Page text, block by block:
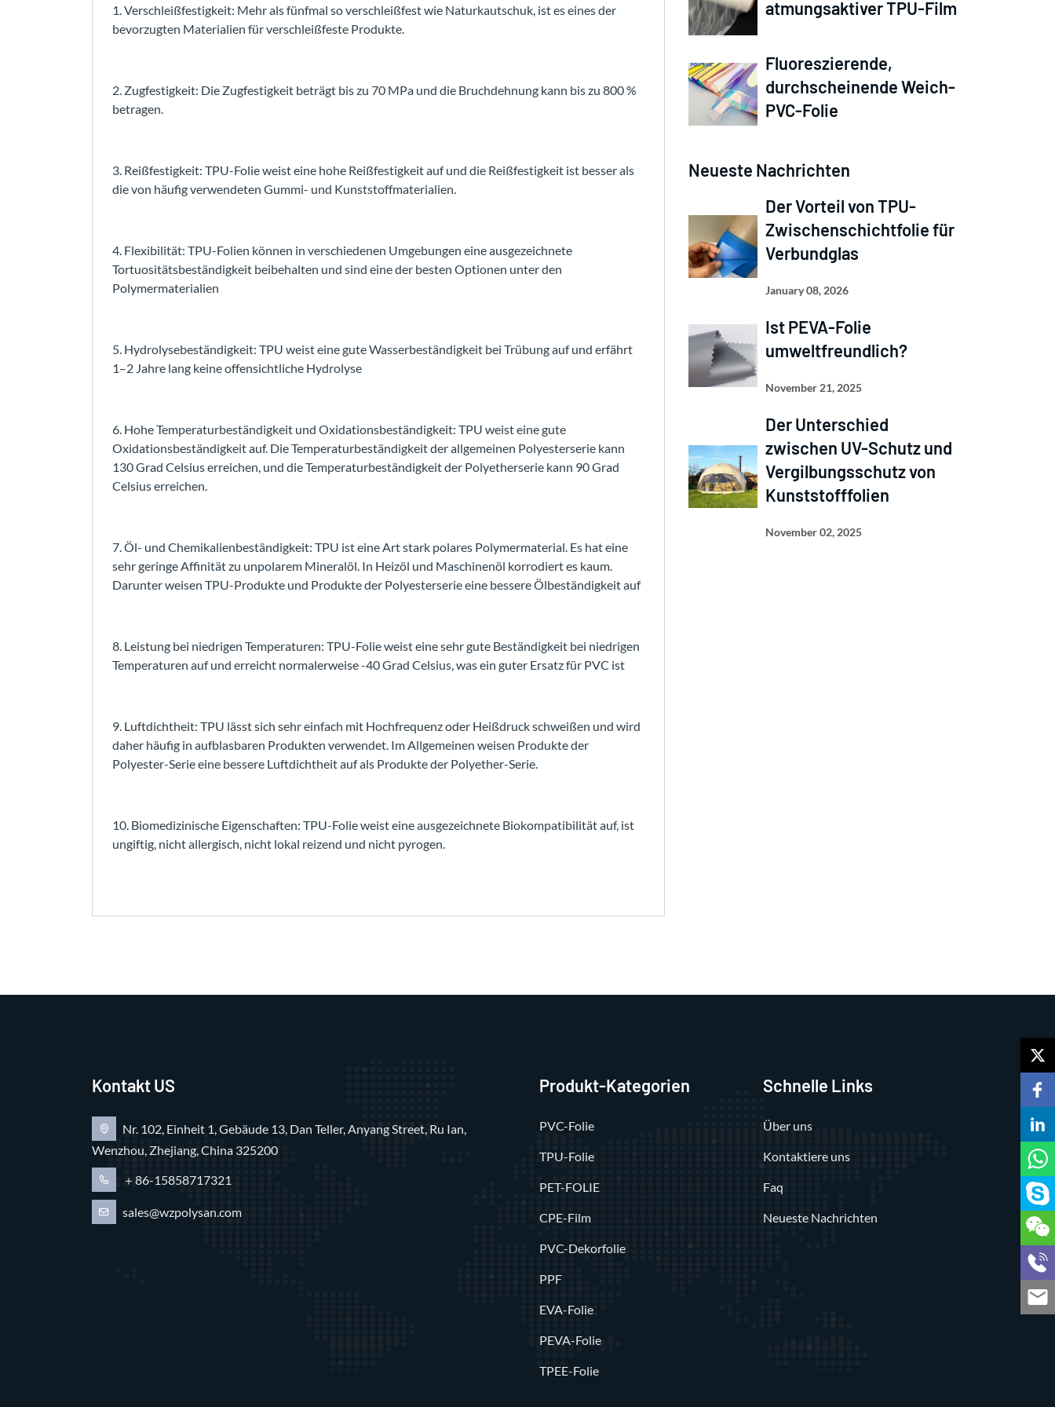
1. Verschleißfestigkeit: Mehr als fünfmal so verschleißfest wie Naturkautschuk, ist es eines der
bevorzugten Materialien für verschleißfeste Produkte.
2. Zugfestigkeit: Die Zugfestigkeit beträgt bis zu 70 MPa und die Bruchdehnung kann bis zu 800 %
betragen.
3. Reißfestigkeit: TPU-Folie weist eine hohe Reißfestigkeit auf und die Reißfestigkeit ist besser als
die von häufig verwendeten Gummi- und Kunststoffmaterialien.
4. Flexibilität: TPU-Folien können in verschiedenen Umgebungen eine ausgezeichnete
Tortuositätsbeständigkeit beibehalten und sind eine der besten Optionen unter den
Polymermaterialien
5. Hydrolysebeständigkeit: TPU weist eine gute Wasserbeständigkeit bei Trübung auf und erfährt
1–2 Jahre lang keine offensichtliche Hydrolyse
6. Hohe Temperaturbeständigkeit und Oxidationsbeständigkeit: TPU weist eine gute
Oxidationsbeständigkeit auf. Die Temperaturbeständigkeit der allgemeinen Polyesterserie kann
130 Grad Celsius erreichen, und die Temperaturbeständigkeit der Polyetherserie kann 90 Grad
Celsius erreichen.
7. Öl- und Chemikalienbeständigkeit: TPU ist eine Art stark polares Polymermaterial. Es hat eine
sehr geringe Affinität zu unpolarem Mineralöl. In Heizöl und Maschinenöl korrodiert es kaum.
Darunter weisen TPU-Produkte und Produkte der Polyesterserie eine bessere Ölbeständigkeit auf
8. Leistung bei niedrigen Temperaturen: TPU-Folie weist eine sehr gute Beständigkeit bei niedrigen
Temperaturen auf und erreicht normalerweise -40 Grad Celsius, was ein guter Ersatz für PVC ist
9. Luftdichtheit: TPU lässt sich sehr einfach mit Hochfrequenz oder Heißdruck schweißen und wird
daher häufig in aufblasbaren Produkten verwendet. Im Allgemeinen weisen Produkte der
Polyester-Serie eine bessere Luftdichtheit auf als Produkte der Polyether-Serie.
10. Biomedizinische Eigenschaften: TPU-Folie weist eine ausgezeichnete Biokompatibilität auf, ist
ungiftig, nicht allergisch, nicht lokal reizend und nicht pyrogen.
atmungsaktiver TPU-Film
Fluoreszierende,
durchscheinende Weich-
PVC-Folie
Neueste Nachrichten
Der Vorteil von TPU-
Zwischenschichtfolie für
Verbundglas
January 08, 2026
Ist PEVA-Folie
umweltfreundlich?
November 21, 2025
Der Unterschied
zwischen UV-Schutz und
Vergilbungsschutz von
Kunststofffolien
November 02, 2025
Kontakt US
Nr. 102, Einheit 1, Gebäude 13, Dan Teller, Anyang Street, Ru Ian,
Wenzhou, Zhejiang, China 325200
＋86-15858717321
sales@wzpolysan.com
Produkt-Kategorien
PVC-Folie
TPU-Folie
PET-FOLIE
CPE-Film
PVC-Dekorfolie
PPF
EVA-Folie
PEVA-Folie
TPEE-Folie
Schnelle Links
Über uns
Kontaktiere uns
Faq
Neueste Nachrichten